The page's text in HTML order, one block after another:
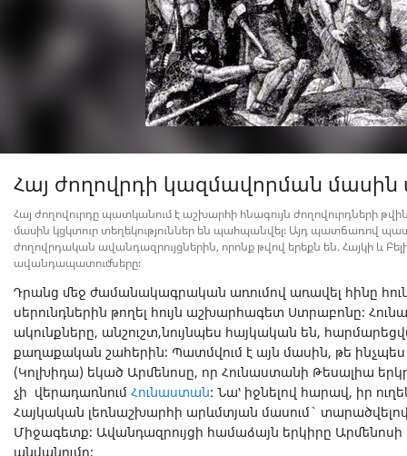
Հայ ժողովրդի կազմավորման մասին
Հայ ժողովուրդը պատկանում է աշխարհի հնագույն ժողովուրդների
մասին կցկտուր տեղեկություններ են պահպանվել։ Այդ պատճառով
ժողովրդական ավանդազրույցներին, որոնք թվով երեքն են. Հայկի և
ավանդապատումները։
Դրանց մեջ ժամանակագրական առումով առավել հինը
սերունդներին թողել հույն աշխարհագետ Ստրաբոնը։
ակունքները, անշուշտ,նույնպես հայկական են,
քաղաքական շահերին։ Պատմվում է այն մասին, թե
(Կոլխիդա) եկած Արմենոսը, որ Հունաստանի Թեսալիա
չի վերադառնում Հունաստան: Նա՝ իջնելով հարավ, իր
Հայկական լեռնաշխարհի արևմտյան մասում` տարածվելով
Միջագետք։ Ավանդազրույցի համաձայն երկիրը
անվանումը։